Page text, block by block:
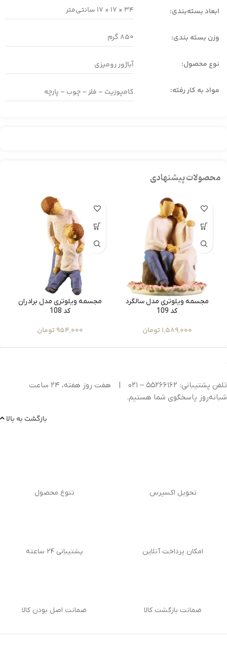
ابعاد بسته‌بندی:
وزن بسته بندی:
نوع محصول:
مواد به کار رفته:
34 × 17 × 17 سانتی‌متر
850 گرم
آباژور رومیزی
کامپوزیت – فلز – چوب – پارچه
محصولات پیشنهادی
مجسمه ویلوتری مدل سالگرد
کد 109
1,589,000 تومان
مجسمه ویلوتری مدل برادران
کد 108
954,000تومان
تلفن پشتیبانی: ۵۵۲۶۶۱۶۲ – ۰۲۱ |
هفت روز هفته، ۲۴ ساعت
شبانه‌روز پاسخگوی شما هستیم.
بازگشت به بالا
تحویل اکسپرس تنوع محصول
امکان پرداخت آنلاین پشتیبانی ۲۴ ساعته
ضمانت بازگشت کالا ضمانت اصل بودن کالا